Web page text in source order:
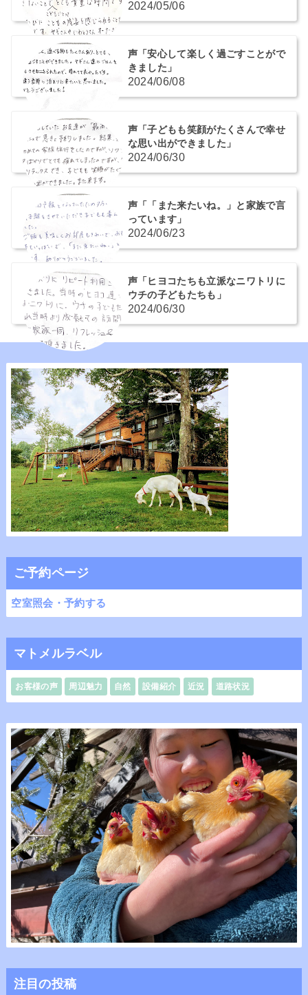
2024/05/06
声「安心して楽しく過ごすことがで
きました」
2024/06/08
声「子どもも笑顔がたくさんで幸せ
な思い出ができました」
2024/06/30
声「「また来たいね。」と家族で言
っています」
2024/06/23
声「ヒヨコたちも立派なニワトリに
ウチの子どもたちも」
2024/06/30
ご予約ページ
空室照会・予約する
マトメルラベル
お客様の声 周辺魅力 自然 設備紹介 近況 道路状況
注目の投稿